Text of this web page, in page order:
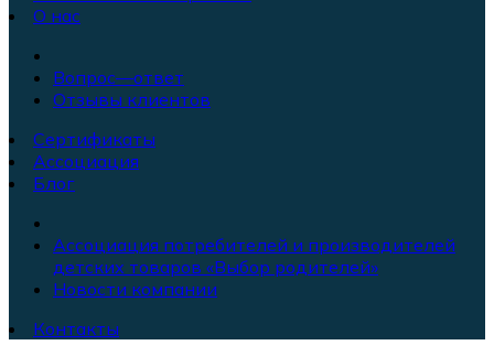
О нас
Вопрос—ответ
Отзывы клиентов
Сертификаты
Ассоциация
Блог
Ассоциация потребителей и производителей
детских товаров «Выбор родителей»
Новости компании
Контакты